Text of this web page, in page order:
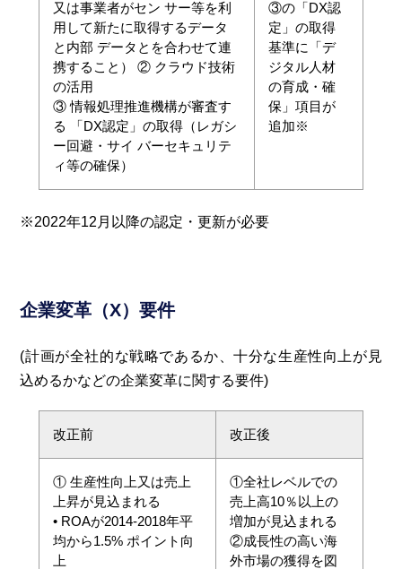
又は事業者がセン サー等を利
用して新たに取得するデータ
と内部 データとを合わせて連
携すること） ② クラウド技術
の活用
③ 情報処理推進機構が審査す
る 「DX認定」の取得（レガシ
ー回避・サイ バーセキュリテ
ィ等の確保）
③の「DX認
定」の取得
基準に「デ
ジタル人材
の育成・確
保」項目が
追加※
※2022年12月以降の認定・更新が必要
企業変革（X）要件
(計画が全社的な戦略であるか、十分な生産性向上が見
込めるかなどの企業変革に関する要件)
改正前 改正後
① 生産性向上又は売上
上昇が見込まれる
• ROAが2014-2018年平
均から1.5% ポイント向
上
①全社レベルでの
売上高10％以上の
増加が見込まれる
②成長性の高い海
外市場の獲得を図